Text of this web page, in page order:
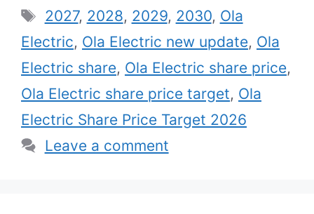
Tags
2027, 2028, 2029, 2030, Ola
Electric, Ola Electric new update, Ola
Electric share, Ola Electric share price,
Ola Electric share price target, Ola
Electric Share Price Target 2026
Leave a comment